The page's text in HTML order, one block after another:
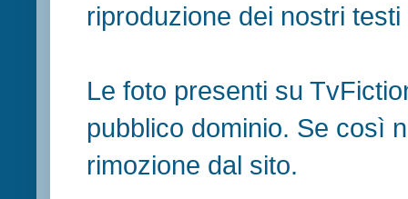
riproduzione dei nostri
Le foto presenti su
pubblico dominio. Se così
rimozione dal sito.